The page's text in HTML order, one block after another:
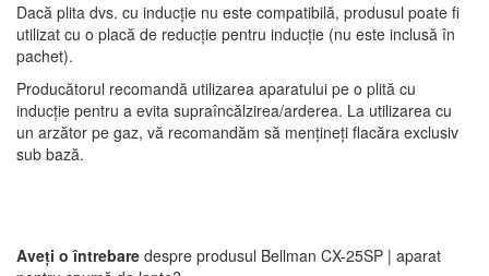
Dacă plita dvs. cu inducție nu este compatibilă, produsul poate fi
utilizat cu o placă de reducție pentru inducție (nu este inclusă în
pachet).
Producătorul recomandă utilizarea aparatului pe o plită cu
inducție pentru a evita supraîncălzirea/arderea. La utilizarea cu
un arzător pe gaz, vă recomandăm să mențineți flacăra exclusiv
sub bază.
Aveți o întrebare despre produsul Bellman CX-25SP | aparat